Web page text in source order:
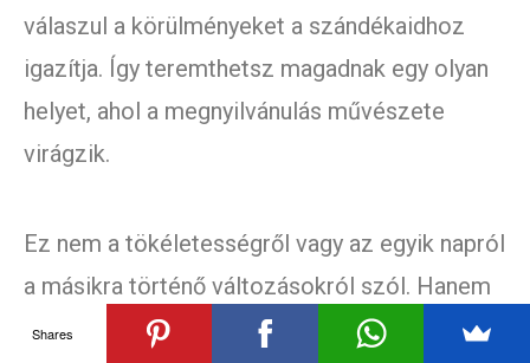
válaszul a körülményeket a szándékaidhoz
igazítja. Így teremthetsz magadnak egy olyan
helyet, ahol a megnyilvánulás művészete
virágzik.
Ez nem a tökéletességről vagy az egyik napról
a másikra történő változásokról szól. Hanem
a következetes fejlődésről és az utad
Shares